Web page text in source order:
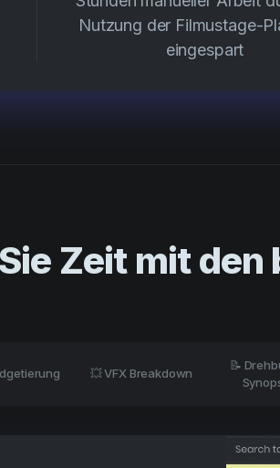
Nutzung der Filmustage-
eingespart
Zeit mit den
💥 VFX Breakdown
📝